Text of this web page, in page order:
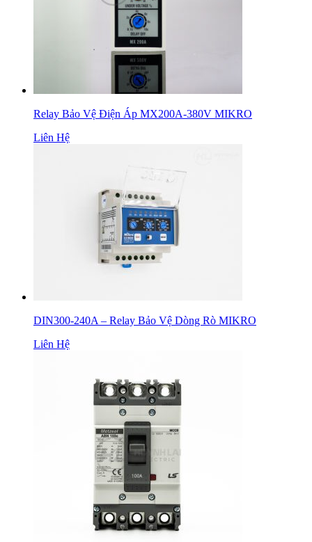
Relay Bảo Vệ Điện Áp MX200A-380V MIKRO
Liên Hệ
DIN300-240A – Relay Bảo Vệ Dòng Rò MIKRO
Liên Hệ